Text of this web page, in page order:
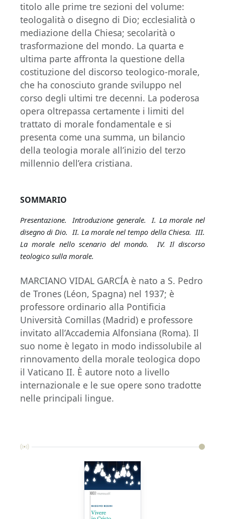
titolo alle prime tre sezioni del volume:
teologalità o disegno di Dio; ecclesialità o
mediazione della Chiesa; secolarità o
trasformazione del mondo. La quarta e
ultima parte affronta la questione della
costituzione del discorso teologico-morale,
che ha conosciuto grande sviluppo nel
corso degli ultimi tre decenni. La poderosa
opera oltrepassa certamente i limiti del
trattato di morale fondamentale e si
presenta come una summa, un bilancio
della teologia morale all’inizio del terzo
millennio dell’era cristiana.
SOMMARIO
Presentazione. Introduzione generale.
I. La morale nel
disegno di Dio. II. La morale nel tempo della Chiesa. III.
La morale nello scenario del mondo.
IV. Il discorso
teologico sulla morale.
MARCIANO VIDAL GARCÍA è nato a S. Pedro
de Trones (Léon, Spagna) nel 1937; è
professore ordinario alla Pontificia
Università Comillas (Madrid) e professore
invitato all’Accademia Alfonsiana (Roma). Il
suo nome è legato in modo indissolubile al
rinnovamento della morale teologica dopo
il Vaticano II. È autore noto a livello
internazionale e le sue opere sono tradotte
nelle principali lingue.